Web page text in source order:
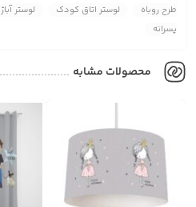
طرح روباه
لوستر اتاق کودک لوستر
پسرانه
محصولات مشابه